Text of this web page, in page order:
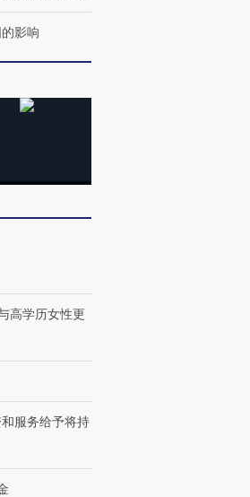
金
们甘
要防空导弹“救急”
·第三对
住三大增长引擎是什么？
影响
高学历女性更
服务给予将持